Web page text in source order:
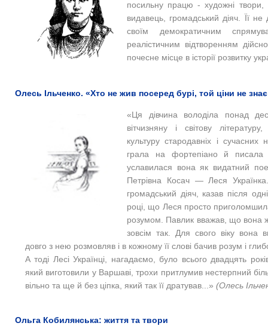
посильну працю - художні твори,
видавець, громадський діяч. Її
своїм демократичним
реалістичним відтворенням
почесне місце в історії розвитку
Олесь Ільченко. «Хто не жив посеред бурі, той ціни не
«Ця дівчина володіла понад
вітчизняну і світову
культуру стародавніх і
грала на фортепіано й писала
уславилася вона як видатний
Петрівна Косач — Леся
громадський діяч, казав після
році, що Леся просто
розумом. Павлик вважав, що вона
зовсім так. Для свого віку вона
довго з нею розмовляв і в кожному її слові бачив розум і
А тоді Лесі Українці, нагадаємо, було всього двадцять
який виготовили у Варшаві, трохи притлумив нестерпний
вільно та ще й без ціпка, який так її дратував...» (Олесь
Ольга Кобилянська: життя та твори